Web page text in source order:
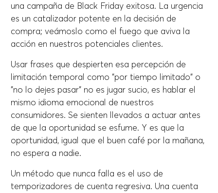
una campaña de Black Friday exitosa. La urgencia
es un catalizador potente en la decisión de
compra; veámoslo como el fuego que aviva la
acción en nuestros potenciales clientes.
Usar frases que despierten esa percepción de
limitación temporal como "por tiempo limitado" o
"no lo dejes pasar" no es jugar sucio, es hablar el
mismo idioma emocional de nuestros
consumidores. Se sienten llevados a actuar antes
de que la oportunidad se esfume. Y es que la
oportunidad, igual que el buen café por la mañana,
no espera a nadie.
Un método que nunca falla es el uso de
temporizadores de cuenta regresiva. Una cuenta